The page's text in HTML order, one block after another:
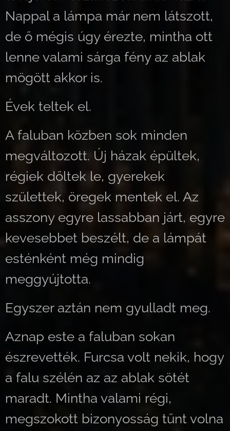
Nappal a lámpa már nem látszott,
de ő mégis úgy érezte, mintha ott
lenne valami sárga fény az ablak
mögött akkor is.
Évek teltek el.
A faluban közben sok minden
megváltozott. Új házak épültek,
régiek dőltek le, gyerekek
születtek, öregek mentek el. Az
asszony egyre lassabban járt, egyre
kevesebbet beszélt, de a lámpát
esténként még mindig
meggyújtotta.
Egyszer aztán nem gyulladt meg.
Aznap este a faluban sokan
észrevették. Furcsa volt nekik, hogy
a falu szélén az az ablak sötét
maradt. Mintha valami régi,
megszokott bizonyosság tűnt volna